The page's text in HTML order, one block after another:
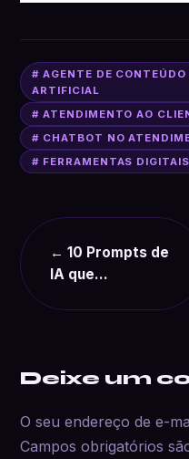
# AGENTE DE
ARTIFICIAL
# ATENDIMENTO AO
# CHATBOT NO
# FERRAMENTAS DIGITAIS
← 10 Prompts de
IA que…
Deixe um
O seu endereço de e-
Campos obrigatórios